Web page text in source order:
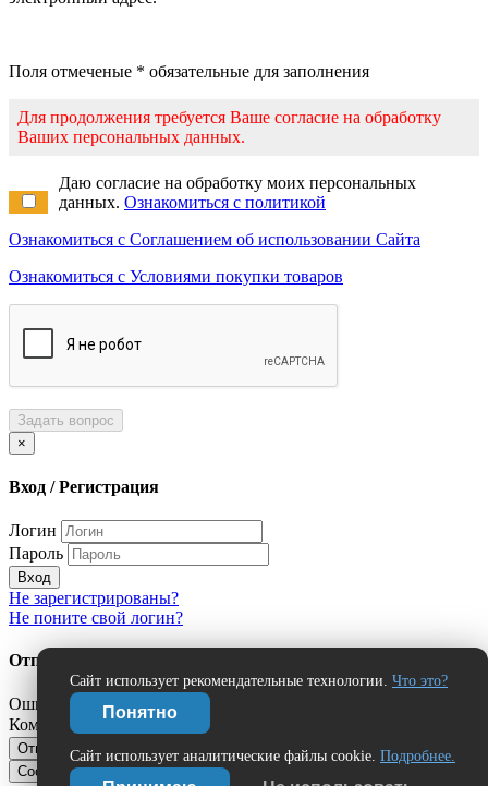
Сайт использует рекомендательные технологии. Что это?
Понятно
Сайт использует аналитические файлы cookie. Подробнее.
Поля отмеченые * обязательные для заполнения
Для продолжения требуется Ваше согласие на обработку
Ваших персональных данных.
Даю согласие на обработку моих персональных
данных. Ознакомиться с политикой
Ознакомиться с Соглашением об использовании Сайта
Ознакомиться с Условиями покупки товаров
Задать вопрос
×
Вход / Регистрация
Логин
Пароль
Вход
Не зарегистрированы?
Не поните свой логин?
Отправить сообщение об ошибке?
Ошибка:
Комментарий (дополнительно)
Отправить
Сообщить об ошибке
Нашли ошибку?